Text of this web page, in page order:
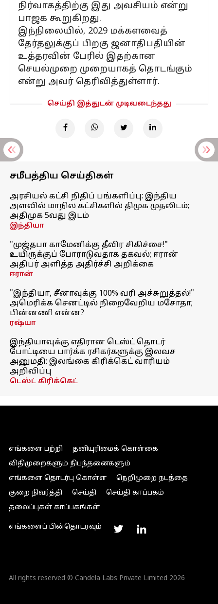
நிர்வாகத்திற்கு இது அவசியம் என்று
பாஜக கூறுகிறது.
இந்நிலையில், 2029 மக்களவைத்
தேர்தலுக்குப் பிறகு ஜனாதிபதியின்
உத்தரவின் பேரில் இதற்கான
செயல்முறை முறையாகத் தொடங்கும்
என்று அவர் தெரிவித்துள்ளார்.
செய்தி இத்துடன் முடிவடைந்தது
சமீபத்திய செய்திகள்
அரசியல் கட்சி நிதிப் பங்களிப்பு: இந்திய
அளவில் மாநில கட்சிகளில் திமுக முதலிடம்;
அதிமுக 5வது இடம்
இந்தியா
"முஜ்தபா காமேனிக்கு தீவிர சிகிச்சை!"
உயிருக்குப் போராடுவதாக தகவல்; ஈரான்
அதிபர் அளித்த அதிர்ச்சி அறிக்கை
ஈரான்
"இந்தியா, சீனாவுக்கு 100% வரி அச்சுறுத்தல்!"
அமெரிக்க செனட்டில் நிறைவேறிய மசோதா;
பின்னணி என்ன?
ரஷ்யா
இந்தியாவுக்கு எதிரான டெஸ்ட் தொடர்
போட்டியை பார்க்க ரசிகர்களுக்கு இலவச
அனுமதி: இலங்கை கிரிக்கெட் வாரியம்
அறிவிப்பு
டெஸ்ட் கிரிக்கெட்
எங்களை பற்றி
தனியுரிமைக் கொள்கை
விதிமுறைகளும் நிபந்தனைகளும்
எங்களை தொடர்பு கொள்ள
நெறிமுறை நடத்தை
குறை நிவர்த்தி
செய்தி
செய்தி காப்பகம்
தலைப்புகள் காப்பகங்கள்
எங்களைப் பின்தொடரவும்
All rights reserved © Candela Labs Private Limited 2026